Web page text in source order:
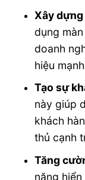
Xây
dụng
doanh
hiệu
Tạo sự
này giúp
khách
thủ cạnh
Tăng
năng